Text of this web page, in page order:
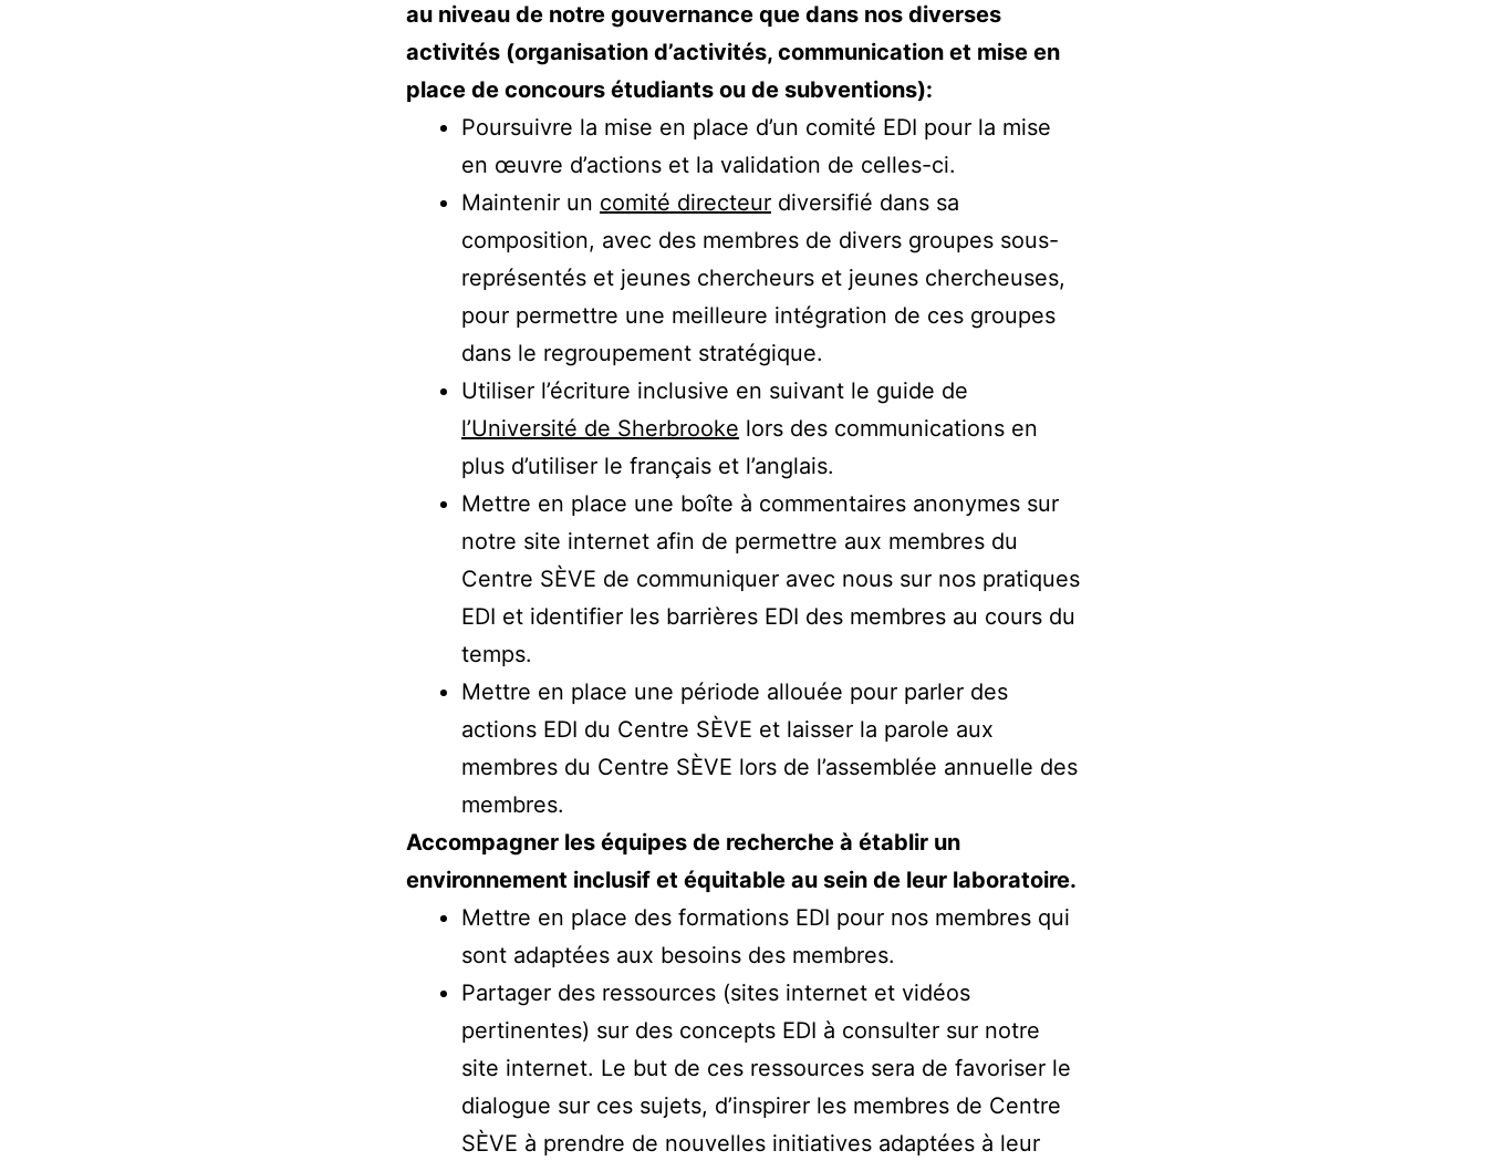
au niveau de notre gouvernance que dans nos diverses
activités (organisation d’activités, communication et mise en
place de concours étudiants ou de subventions):
Poursuivre la mise en place d’un comité EDI pour la mise
en œuvre d’actions et la validation de celles-ci.
Maintenir un comité directeur diversifié dans sa
composition, avec des membres de divers groupes sous-
représentés et jeunes chercheurs et jeunes chercheuses,
pour permettre une meilleure intégration de ces groupes
dans le regroupement stratégique.
Utiliser l’écriture inclusive en suivant le guide de
l’Université de Sherbrooke lors des communications en
plus d’utiliser le français et l’anglais.
Mettre en place une boîte à commentaires anonymes sur
notre site internet afin de permettre aux membres du
Centre SÈVE de communiquer avec nous sur nos pratiques
EDI et identifier les barrières EDI des membres au cours du
temps.
Mettre en place une période allouée pour parler des
actions EDI du Centre SÈVE et laisser la parole aux
membres du Centre SÈVE lors de l’assemblée annuelle des
membres.
Accompagner les équipes de recherche à établir un
environnement inclusif et équitable au sein de leur laboratoire.
Mettre en place des formations EDI pour nos membres qui
sont adaptées aux besoins des membres.
Partager des ressources (sites internet et vidéos
pertinentes) sur des concepts EDI à consulter sur notre
site internet. Le but de ces ressources sera de favoriser le
dialogue sur ces sujets, d’inspirer les membres de Centre
SÈVE à prendre de nouvelles initiatives adaptées à leur